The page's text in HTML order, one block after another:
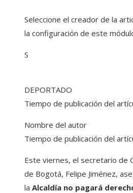
Seleccione el creador de la
la configuración de este
S
DEPORTADO
Tiempo de publicación del
Nombre del autor
Tiempo de publicación del
Este viernes, el secretario de
de Bogotá, Felipe Jiménez,
la Alcaldía no pagará